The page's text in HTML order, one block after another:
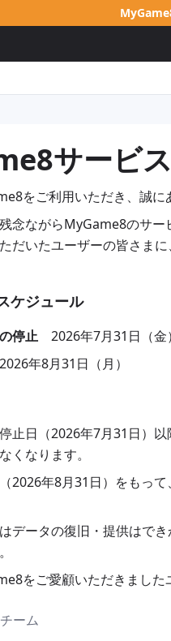
サービ
をご利用いただき、誠に
念ながらMyGame8のサ
だいたユーザーの皆さま
ケジュール
停止 2026年7月31日（金）
年8月31日（月）
止日（2026年7月31日）
くなります。
2026年8月31日）をもっ
データの復旧・提供はで
をご愛顧いただきました
ーム